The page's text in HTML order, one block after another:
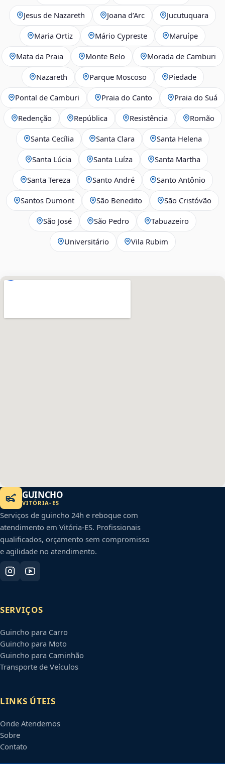
Jesus de Nazareth Joana d’Arc Jucutuquara
Maria Ortiz Mário Cypreste Maruípe
Mata da Praia Monte Belo Morada de Camburi
Nazareth Parque Moscoso Piedade
Pontal de Camburi Praia do Canto Praia do Suá
Redenção República Resistência Romão
Santa Cecília Santa Clara Santa Helena
Santa Lúcia Santa Luíza Santa Martha
Santa Tereza Santo André Santo Antônio
Santos Dumont São Benedito São Cristóvão
São José São Pedro Tabuazeiro
Universitário Vila Rubim
GUINCHO
VITÓRIA- ES
Serviços de guincho 24h e reboque com
atendimento em Vitória-ES. Profissionais
qualificados, orçamento sem compromisso
e agilidade no atendimento.
SERVIÇOS
Guincho para Carro
Guincho para Moto
Guincho para Caminhão
Transporte de Veículos
LINKS ÚTEIS
Onde Atendemos
Sobre
Contato